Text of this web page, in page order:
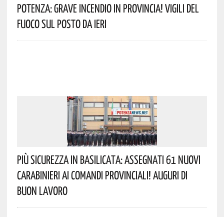
Potenza: Grave Incendio In Provincia! Vigili Del
Fuoco Sul Posto Da Ieri
Più Sicurezza In Basilicata: Assegnati 61 Nuovi
Carabinieri Ai Comandi Provinciali! Auguri Di
Buon Lavoro